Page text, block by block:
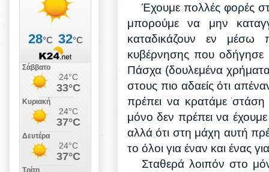
Έχουμε πολλές φορές
μπορούμε να μην
καταδικάζουν εν μέσω
κυβέρνησης που
Πάσχα (δουλεμένα
στους πιο αδαείς ότι
πρέπει να κρατάμε
μόνο δεν πρέπει να
αλλά ότι στη μάχη αυτή
το όλοι για έναν και ένας
Σταθερά λοιπόν στο